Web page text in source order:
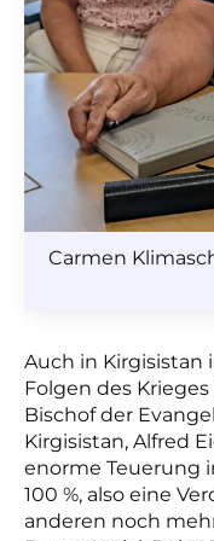
Carmen
Auch in Kirgisistan
Folgen des
Bischof der
Kirgisistan, Alfred
enorme Teuerung
100 %, also eine
anderen noch